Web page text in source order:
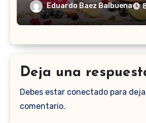
Eduardo Baez Balbuena
Deja una
Debes estar conectado para
comentario.